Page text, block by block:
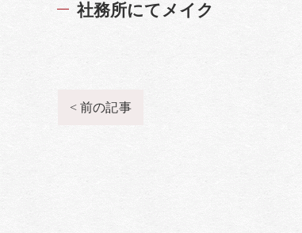
社務所にてメイク
< 前の記事